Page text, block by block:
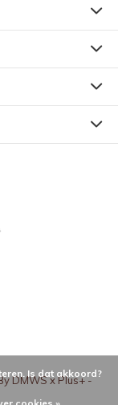
DMWSxPlus+-
Is dat akkoord?